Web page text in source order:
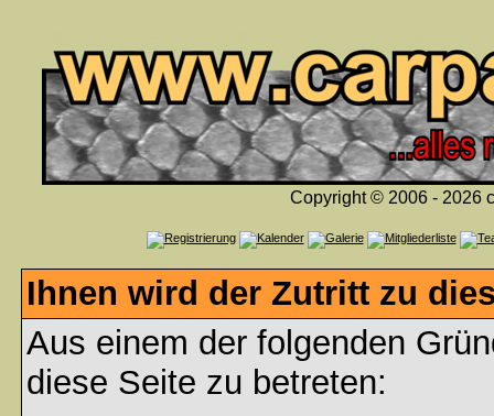
Copyright © 2006 - 2026
Ihnen wird der Zutritt zu
Aus einem der folgenden
diese Seite zu betreten: